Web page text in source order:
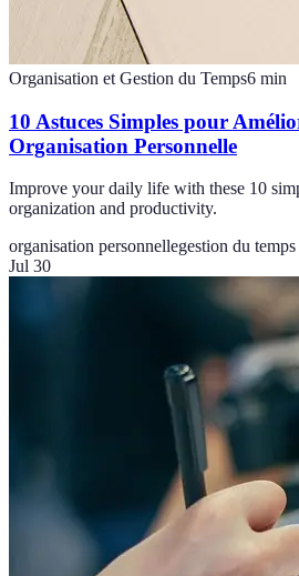
Organisation et Gestion du Temps6 min
10 Astuces Simples pour
Organisation Personnelle
Improve your daily life with these 10
organization and productivity.
organisation personnellegestion du temps
Jul 30